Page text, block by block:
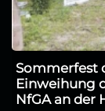
Sommerfest
Einweihung
NfGA an der